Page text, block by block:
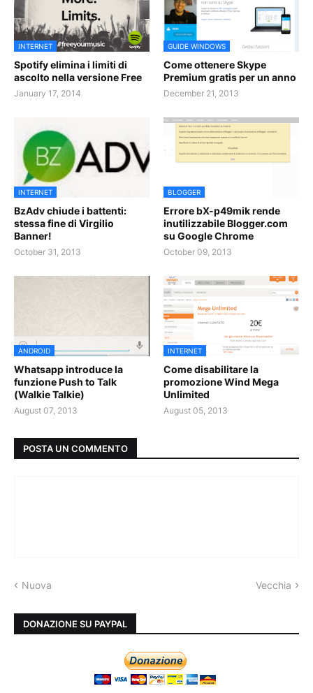
INTERNET
Spotify elimina i limiti di
ascolto nella versione Free
January 17, 2014
GUIDE WINDOWS
Come ottenere Skype
Premium gratis per un anno
December 21, 2013
INTERNET
BzAdv chiude i battenti:
stessa fine di Virgilio
Banner!
October 31, 2013
BLOGGER
Errore bX-p49mik rende
inutilizzabile Blogger.com
su Google Chrome
October 09, 2013
ANDROID
Whatsapp introduce la
funzione Push to Talk
(Walkie Talkie)
August 07, 2013
INTERNET
Come disabilitare la
promozione Wind Mega
Unlimited
August 05, 2013
POSTA UN COMMENTO
Nuova Vecchia
DONAZIONE SU PAYPAL